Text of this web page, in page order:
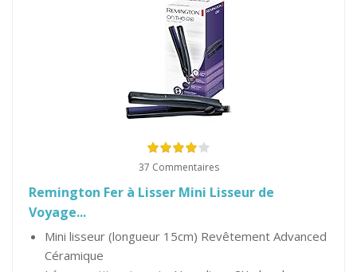
37 Commentaires
Remington Fer à Lisser Mini Lisseur de
Voyage...
Mini lisseur (longueur 15cm) Revêtement Advanced
Céramique